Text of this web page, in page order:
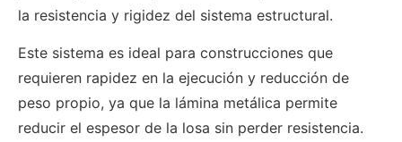
la resistencia y rigidez del sistema estructural.
Este sistema es ideal para construcciones que
requieren rapidez en la ejecución y reducción de
peso propio, ya que la lámina metálica permite
reducir el espesor de la losa sin perder resistencia.